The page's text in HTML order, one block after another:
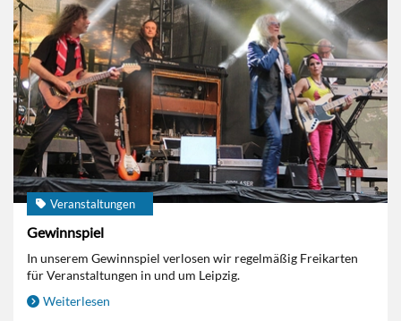
Veranstaltungen
Gewinnspiel
In unserem Gewinnspiel verlosen wir regelmäßig Freikarten
für Veranstaltungen in und um Leipzig.
Weiterlesen